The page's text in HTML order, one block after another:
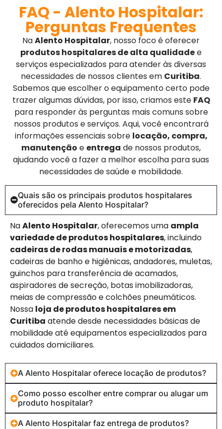
FAQ - Alento Hospitalar:
Perguntas Frequentes
NaAlento Hospitalar, nosso foco é oferecer
produtos hospitalares de alta qualidadee
serviços especializados para atender às diversas
necessidades de nossos clientes em Curitiba.
Sabemos que escolher o equipamento certo pode
trazer algumas dúvidas, por isso, criamos este FAQ
para responder às perguntas mais comuns sobre
nossos produtos e serviços. Aqui, você encontrará
informações essenciais sobre locação, compra,
manutenção e entrega de nossos produtos,
ajudando você a fazer a melhor escolha para suas
necessidades de saúde e mobilidade.
Quais são os principais produtos hospitalares
oferecidos pela Alento Hospitalar?
NaAlento Hospitalar, oferecemos uma ampla
variedade de produtos hospitalares, incluindo
cadeiras de rodas manuais e motorizadas,
cadeiras de banho e higiênicas, andadores, muletas,
guinchos para transferência de acamados,
aspiradores de secreção, botas imobilizadoras,
meias de compressão e colchões pneumáticos.
Nossa loja de produtos hospitalares em
Curitiba atende desde necessidades básicas de
mobilidade até equipamentos especializados para
cuidados domiciliares.
A Alento Hospitalar oferece locação de produtos?
Como posso escolher entre comprar ou alugar um
produto hospitalar?
A Alento Hospitalar faz entrega de produtos?